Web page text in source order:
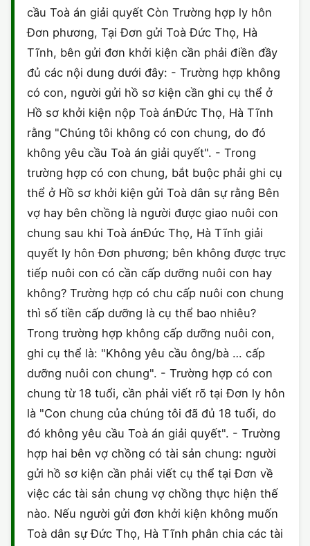
cầu Toà án giải quyết Còn Trường hợp ly hôn
Đơn phương, Tại Đơn gửi Toà Đức Thọ, Hà
Tĩnh, bên gửi đơn khởi kiện cần phải điền đầy
đủ các nội dung dưới đây: - Trường hợp không
có con, người gửi hồ sơ kiện cần ghi cụ thể ở
Hồ sơ khởi kiện nộp Toà ánĐức Thọ, Hà Tĩnh
rằng "Chúng tôi không có con chung, do đó
không yêu cầu Toà án giải quyết". - Trong
trường hợp có con chung, bắt buộc phải ghi cụ
thể ở Hồ sơ khởi kiện gửi Toà dân sự rằng Bên
vợ hay bên chồng là người được giao nuôi con
chung sau khi Toà ánĐức Thọ, Hà Tĩnh giải
quyết ly hôn Đơn phương; bên không được trực
tiếp nuôi con có cần cấp dưỡng nuôi con hay
không? Trường hợp có chu cấp nuôi con chung
thì số tiền cấp dưỡng là cụ thể bao nhiêu?
Trong trường hợp không cấp dưỡng nuôi con,
ghi cụ thể là: "Không yêu cầu ông/bà … cấp
dưỡng nuôi con chung". - Trường hợp có con
chung từ 18 tuổi, cần phải viết rõ tại Đơn ly hôn
là "Con chung của chúng tôi đã đủ 18 tuổi, do
đó không yêu cầu Toà án giải quyết". - Trường
hợp hai bên vợ chồng có tài sản chung: người
gửi hồ sơ kiện cần phải viết cụ thể tại Đơn về
việc các tài sản chung vợ chồng thực hiện thế
nào. Nếu người gửi đơn khởi kiện không muốn
Toà dân sự Đức Thọ, Hà Tĩnh phân chia các tài